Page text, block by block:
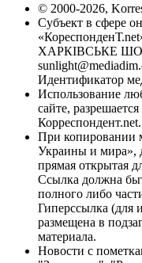
© 2000-2026,
Субъект в сфере
ХАРКІВСЬКЕ
Идентификатор
Использование
сайте,
Корреспондент.net.
При копировании
Украины и мира»,
прямая открытая
Ссылка должна
полного либо
Гиперссылка (для
размещена в
материала.
Новости с